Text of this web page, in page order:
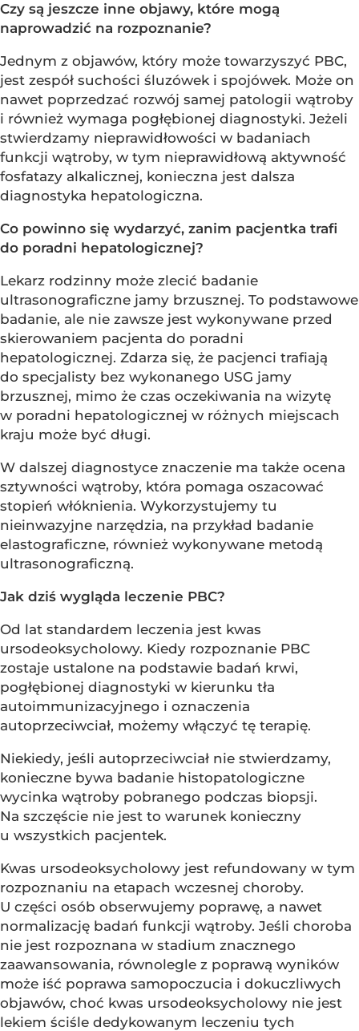
Czy są jeszcze inne objawy, które mogą
naprowadzić na rozpoznanie?
Jednym z objawów, który może towarzyszyć PBC,
jest zespół suchości śluzówek i spojówek. Może on
nawet poprzedzać rozwój samej patologii wątroby
i również wymaga pogłębionej diagnostyki. Jeżeli
stwierdzamy nieprawidłowości w badaniach
funkcji wątroby, w tym nieprawidłową aktywność
fosfatazy alkalicznej, konieczna jest dalsza
diagnostyka hepatologiczna.
Co powinno się wydarzyć, zanim pacjentka trafi
do poradni hepatologicznej?
Lekarz rodzinny może zlecić badanie
ultrasonograficzne jamy brzusznej. To podstawowe
badanie, ale nie zawsze jest wykonywane przed
skierowaniem pacjenta do poradni
hepatologicznej. Zdarza się, że pacjenci trafiają
do specjalisty bez wykonanego USG jamy
brzusznej, mimo że czas oczekiwania na wizytę
w poradni hepatologicznej w różnych miejscach
kraju może być długi.
W dalszej diagnostyce znaczenie ma także ocena
sztywności wątroby, która pomaga oszacować
stopień włóknienia. Wykorzystujemy tu
nieinwazyjne narzędzia, na przykład badanie
elastograficzne, również wykonywane metodą
ultrasonograficzną.
Jak dziś wygląda leczenie PBC?
Od lat standardem leczenia jest kwas
ursodeoksycholowy. Kiedy rozpoznanie PBC
zostaje ustalone na podstawie badań krwi,
pogłębionej diagnostyki w kierunku tła
autoimmunizacyjnego i oznaczenia
autoprzeciwciał, możemy włączyć tę terapię.
Niekiedy, jeśli autoprzeciwciał nie stwierdzamy,
konieczne bywa badanie histopatologiczne
wycinka wątroby pobranego podczas biopsji.
Na szczęście nie jest to warunek konieczny
u wszystkich pacjentek.
Kwas ursodeoksycholowy jest refundowany w tym
rozpoznaniu na etapach wczesnej choroby.
U części osób obserwujemy poprawę, a nawet
normalizację badań funkcji wątroby. Jeśli choroba
nie jest rozpoznana w stadium znacznego
zaawansowania, równolegle z poprawą wyników
może iść poprawa samopoczucia i dokuczliwych
objawów, choć kwas ursodeoksycholowy nie jest
lekiem ściśle dedykowanym leczeniu tych